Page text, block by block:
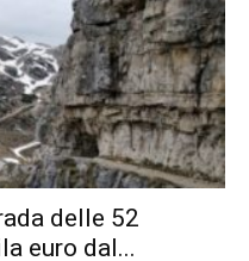
delle 52
euro dal...